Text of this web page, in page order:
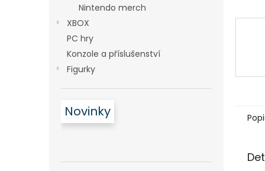
Nintendo merch
XBOX
PC hry
Konzole a příslušenství
Figurky
Novinky